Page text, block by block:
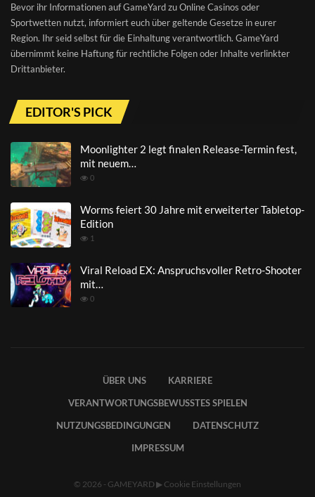
Bevor ihr Informationen auf GameYard zu Online Casinos oder
Sportwetten nutzt, informiert euch über geltende Gesetze in eurer
Region. Ihr seid selbst für die Einhaltung verantwortlich. GameYard
übernimmt keine Haftung für rechtliche Folgen oder Inhalte verlinkter
Drittanbieter.
EDITOR'S PICK
Moonlighter 2 legt finalen Release-Termin fest,
mit neuem…
0
Worms feiert 30 Jahre mit erweiterter Tabletop-
Edition
1
Viral Reload EX: Anspruchsvoller Retro-Shooter
mit…
0
ÜBER UNS
KARRIERE
VERANTWORTUNGSBEWUSSTES SPIELEN
NUTZUNGSBEDINGUNGEN
DATENSCHUTZ
IMPRESSUM
© 2026 - GAMEYARD ▶ Cookie Einstellungen